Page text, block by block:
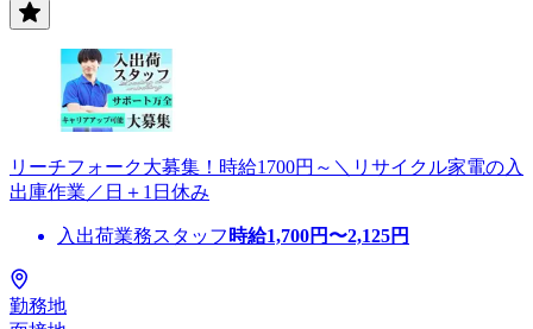
リーチフォーク大募集！時給1700円～＼リサイクル家電の入
出庫作業／日＋1日休み
入出荷業務スタッフ 時給1,700円〜2,125円
勤務地